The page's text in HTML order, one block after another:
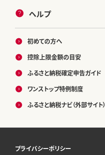
ヘルプ
初めての方へ
控除上限金額の目安
ふるさと納税確定申告ガイド
ワンストップ特例制度
ふるさと納税ナビ（外部サイト）
プライバシーポリシー